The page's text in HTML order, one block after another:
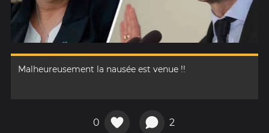
Malheureusement la nausée est venue !!
0 2